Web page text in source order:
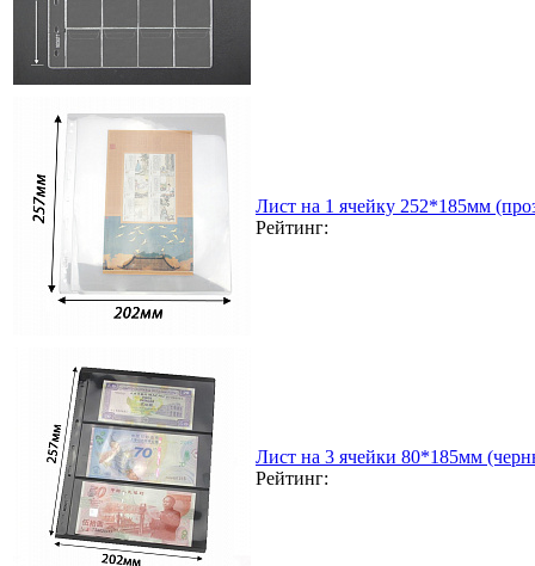
Лист на 1 ячейку 252*185мм
Рейтинг:
Лист на 3 ячейки 80*185мм
Рейтинг: